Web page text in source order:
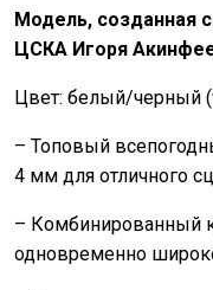
Модель, созданная
ЦСКА Игоря
Цвет: белый/черный
– Топовый
4 мм для отличного
– Комбинированный
одновременно